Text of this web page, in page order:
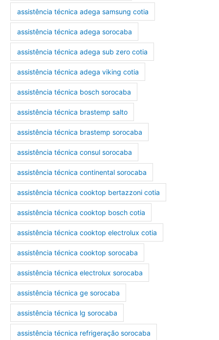
assistência técnica adega samsung cotia
assistência técnica adega sorocaba
assistência técnica adega sub zero cotia
assistência técnica adega viking cotia
assistência técnica bosch sorocaba
assistência técnica brastemp salto
assistência técnica brastemp sorocaba
assistência técnica consul sorocaba
assistência técnica continental sorocaba
assistência técnica cooktop bertazzoni cotia
assistência técnica cooktop bosch cotia
assistência técnica cooktop electrolux cotia
assistência técnica cooktop sorocaba
assistência técnica electrolux sorocaba
assistência técnica ge sorocaba
assistência técnica lg sorocaba
assistência técnica refrigeração sorocaba